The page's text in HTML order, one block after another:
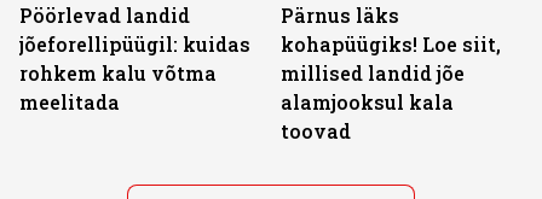
Pöörlevad landid
jõeforellipüügil: kuidas
rohkem kalu võtma
meelitada
Pärnus läks
kohapüügiks! Loe siit,
millised landid jõe
alamjooksul kala
toovad